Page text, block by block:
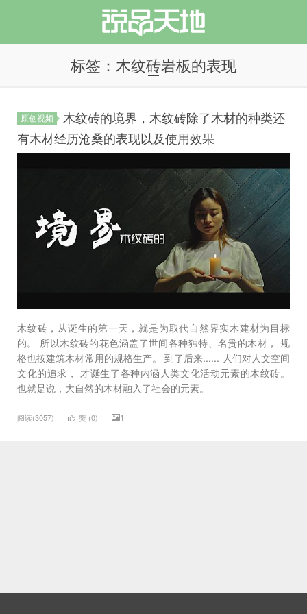
说品天地
标签：木纹砖岩板的表现
原创视频
木纹砖的境界，木纹砖除了木材的种类还
有木材经历沧桑的表现以及使用效果
木纹砖，从诞生的第一天，就是为取代自然界实木建材为目标
的。 所以木纹砖的花色涵盖了世间各种独特、名贵的木材， 规
格也按建筑木材常用的规格生产。 到了后来...... 人们对人文空间
文化的追求， 才诞生了各种内涵人类文化活动元素的木纹砖。
也就是说，大自然的木材融入了社会的元素。
阅读(3057) 赞 (0) 1